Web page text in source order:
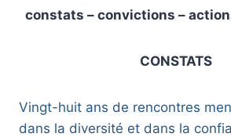
constats – convictions –
CONSTATS
Vingt-huit ans de rencontres
dans la diversité et dans la